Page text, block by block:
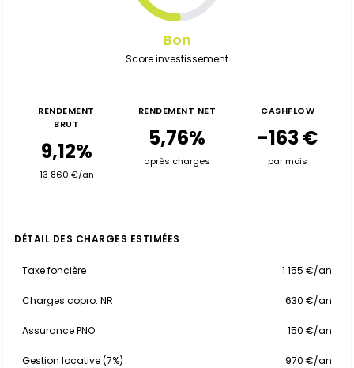
Bon
Score investissement
RENDEMENT
BRUT
9,12%
13 860 €/an
RENDEMENT NET
5,76%
après charges
CASHFLOW
-163 €
par mois
DÉTAIL DES CHARGES ESTIMÉES
Taxe foncière 1 155 €/an
Charges copro. NR 630 €/an
Assurance PNO 150 €/an
Gestion locative (7%) 970 €/an